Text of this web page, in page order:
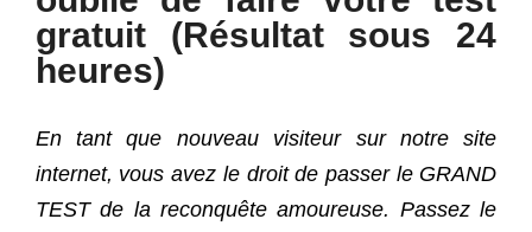
gratuit (Résultat sous 24
heures)
En tant que nouveau visiteur sur notre site
internet, vous avez le droit de passer le GRAND
TEST de la reconquête amoureuse. Passez le